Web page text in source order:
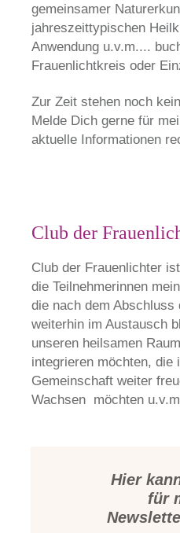
gemeinsamer
jahreszeittypischen
Anwendung u.v.m....
Frauenlichtkreis oder
Zur Zeit stehen noch
Melde Dich gerne für
aktuelle Informationen
Club der
Club der Frauenlichter
die Teilnehmerinnen
die nach dem
weiterhin im Austausch
unseren heilsamen
integrieren möchten, die
Gemeinschaft weiter
Wachsen möchten
Hier
für